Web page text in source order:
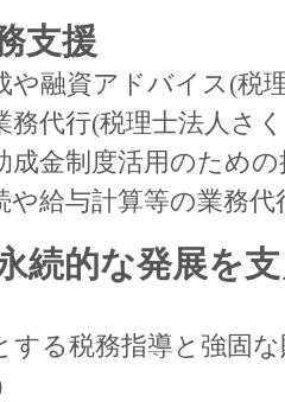
支援
や融資アドバイス(税
務代行(税理士法人さ
成金制度活用のため
や給与計算等の業務
続的な発展を
する税務指導と強固